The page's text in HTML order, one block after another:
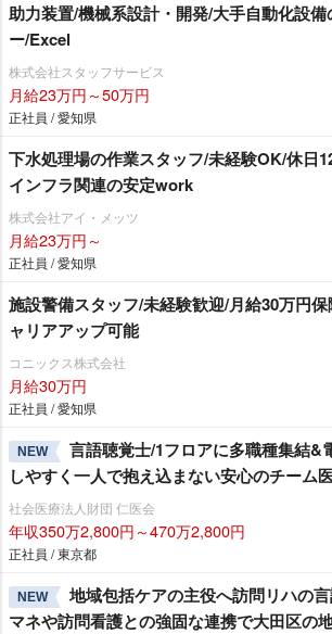
助力装置/機械系設計・開発/大手自動化設備
ー/Excel
株式会社スタッフサービス
月給23万円～50万円
正社員 / 愛知県
下水処理場の作業スタッフ/未経験OK/休日
インフラ関連の安定work
株式会社アイ・メッツ
月給23万円～
正社員 / 愛知県
施設警備スタッフ/未経験歓迎/月給30万円
ャリアアップ可能
コニックス株式会社
月給30万円
正社員 / 愛知県
NEW
言語聴覚士/1フロアに多職種集結&
しやすく一人で抱え込まない安心のチーム
社会医療法人財団 仁医会
年収350万2,800円～470万2,800円
正社員 / 東京都
NEW
地域包括ケアの主役へ訪問リハの
マネや訪問看護との強固な連携で大田区の